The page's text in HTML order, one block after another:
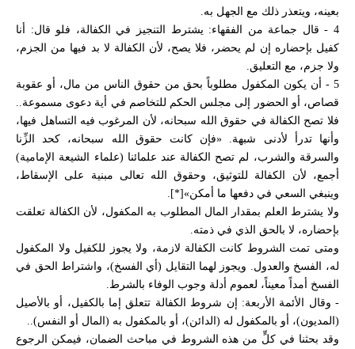
بعينه، ويتعذر ذلك مع الجهل به.
4 - قال جماعة من الفقهاء: يشترط التنجيز في الكفالة، فلو قال: أنا
كفيل بإحضاره إن لم يحضر، فلا يصح، لأن الكفالة لا بد فيها من الجزم،
ولا جزم، مع التعليق.
5 - أن يكون المكفول مطلوباً بحق من حقوق الناس من مال، أو عقوبة
قصاص، أو الحضور إلى مجلس الحكم للتخاصم في أية دعوى مسموعة..
فلا تصح الكفالة في حقوق الله سبحانه، لأن المرغوب فيه التساهل فيها،
وأنها تدرأ لأدنى شبهة. «فإن كانت حقوق الله سبحانه، كحد الزِّنا
والسرقة والشرب، لم تصح الكفالة عند علمائنا (علماء الشيعة الإمامية)
أجمع، لأن الكفالة للتوثيق، وحقوق الله تعالى مبنية على الإسقاط،
وينبغي السعي في دفعها ما أمكن»[*].
ولا يشترط العلم بمقدار المال المطلوب به المكفول، لأن الكفالة تعلقت
بإحضاره، لا بالحق الذي في ذمته.
ومتى تمت الشروط كانت الكفالة لازمة، ولا يجوز للكفيل ولا المكفول
له، الفسخ والعدول. ويجوز لهما التقايل (أي الفسخ)، واشتراط الحق في
الفسخ أمداً معيناً، لعموم أدلة وجوب الوفاء بالشرط.
- وقال الأئمة الأربعة: إن شروط الكفالة تتعلق إما بالكفيل، أو بالأصيل
(المديون)، أو بالمكفول له (الدائن)، أو بالمكفول به (المال أو النفس)..
وقد بحثنا في كلٍّ من هذه الشروط في مباحث الضمان، فيمكن الرجوع